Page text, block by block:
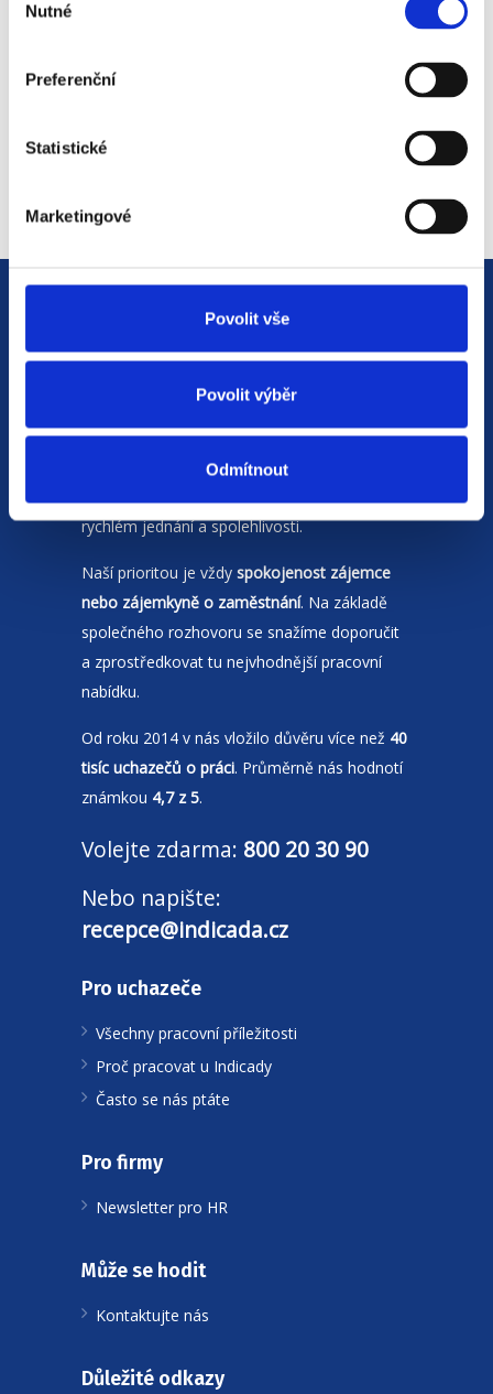
souhlasu
Nutné
Preferenční
Statistické
Marketingové
Povolit vše
Povolit výběr
Odmítnout
JsmeHR agenturas pobočkami v
Moravskoslezském krajia Polsku. Zakládáme
rychlém jednání a spolehlivosti.
Naší prioritou je vždy spokojenost zájemce
nebo zájemkyně o zaměstnání. Na základě
společného rozhovoru se snažíme doporučit
a zprostředkovat tu nejvhodnější pracovní
nabídku.
Od roku 2014 v nás vložilo důvěru více než 40
tisíc uchazečů o práci. Průměrně nás hodnotí
známkou 4,7 z 5.
Volejte zdarma: 800 20 30 90
Nebo napište:
recepce@indicada.cz
Pro uchazeče
Všechny pracovní příležitosti
Proč pracovat u Indicady
Často se nás ptáte
Pro firmy
Newsletter pro HR
Může se hodit
Kontaktujte nás
Důležité odkazy